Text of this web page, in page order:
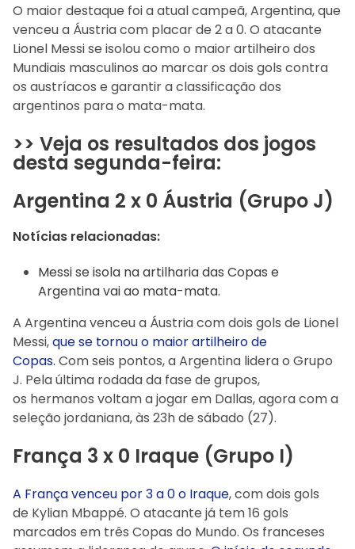
O maior destaque foi a atual campeã, Argentina, que
venceu a Áustria com placar de 2 a 0. O atacante
Lionel Messi se isolou como o maior artilheiro dos
Mundiais masculinos ao marcar os dois gols contra
os austríacos e garantir a classificação dos
argentinos para o mata-mata.
>> Veja os resultados dos jogos
desta segunda-feira:
Argentina 2 x 0 Áustria (Grupo J)
Notícias relacionadas:
Messi se isola na artilharia das Copas e
Argentina vai ao mata-mata.
A Argentina venceu a Áustria com dois gols de Lionel
Messi,que se tornou o maior artilheiro de
Copas. Com seis pontos, a Argentina lidera o Grupo
J. Pela última rodada da fase de grupos,
os hermanos voltam a jogar em Dallas, agora com a
seleção jordaniana, às 23h de sábado (27).
França 3 x 0 Iraque (Grupo I)
A França venceu por 3 a 0 o Iraque, com dois gols
de Kylian Mbappé. O atacante já tem 16 gols
marcados em três Copas do Mundo. Os franceses